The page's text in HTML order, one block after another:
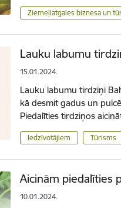
Ziemeļlatgales biznesa un
Lauku labumu
15.01.2024.
Lauku labumu tirdziņi
kā desmit gadus un
Piedalīties tirdziņos
Iedzīvotājiem Tūrisms
Aicinām piedalīties
10.01.2024.